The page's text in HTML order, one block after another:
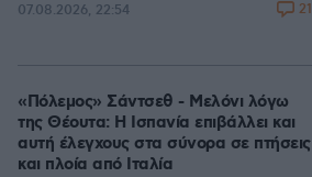
07.08.2026, 22:54 21
«Πόλεμος» Σάντσεθ - Μελόνι λόγω
της Θέουτα: Η Ισπανία επιβάλλει και
αυτή έλεγχους στα σύνορα σε πτήσεις
και πλοία από Ιταλία